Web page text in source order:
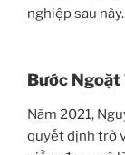
nghiệp sau này.
Bước
Năm 2021,
quyết định trở